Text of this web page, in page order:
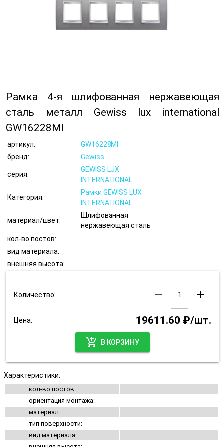
Рамка 4-я шлифованная нержавеющая
сталь металл Gewiss lux international
GW16228MI
артикул:
GW16228MI
бренд:
Gewiss
серия:
GEWISS LUX
INTERNATIONAL
Категория:
Рамки GEWISS LUX
INTERNATIONAL
материал/цвет:
Шлифованная
нержавеющая сталь
кол-во постов:
вид материала:
внешняя высота:
Количество: remove add
Цена:
19611.60 ₽/шт.
add_shopping_cart
В КОРЗИНУ
Характеристики:
кол-во постов:
ориентация монтажа:
материал:
тип поверхности:
вид материала: